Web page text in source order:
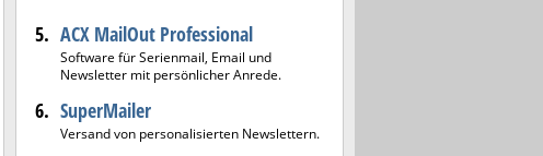
5. ACX MailOut Professional
Software für Serienmail, Email und
Newsletter mit persönlicher Anrede.
6. SuperMailer
Versand von personalisierten Newslettern.